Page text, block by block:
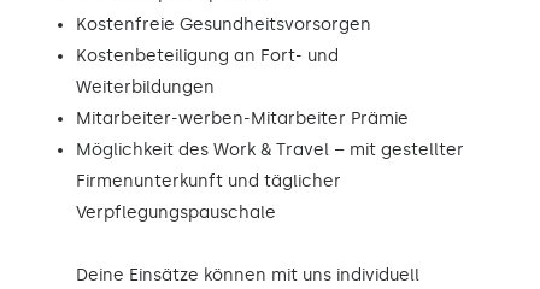
Kostenfreie Gesundheitsvorsorgen
Kostenbeteiligung an Fort- und
Weiterbildungen
Mitarbeiter-werben-Mitarbeiter Prämie
Möglichkeit des Work & Travel – mit gestellter
Firmenunterkunft und täglicher
Verpflegungspauschale
Deine Einsätze können mit uns individuell